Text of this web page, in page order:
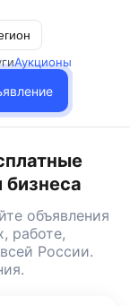
Аукционы
объявления
работе,
России.
.